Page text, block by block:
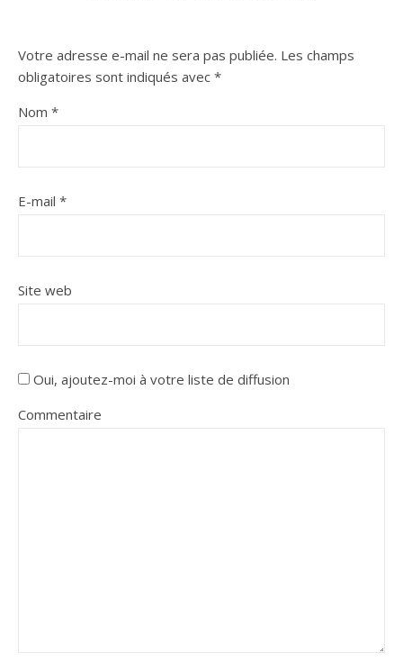
Votre adresse e-mail ne sera pas publiée. Les champs
obligatoires sont indiqués avec *
Nom *
E-mail *
Site web
Oui, ajoutez-moi à votre liste de diffusion
Commentaire